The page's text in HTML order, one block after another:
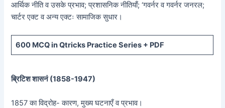
आर्थिक नीति व उसके प्रभाव; प्रशासनिक नीतियाँ; ‘गवर्नर व गवर्नर जनरल;
चार्टर एक्ट व अन्य एक्टः सामाजिक सुधार।
600 MCQ in Qtricks Practice Series + PDF
ब्रिटिश शासनं (1858-1947)
1857 का विद्रोह- कारण, मुख्य घटनाएँ व प्रभाव।